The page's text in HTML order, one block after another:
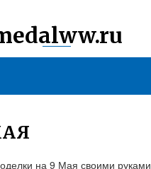
на 9 Мая своими руками